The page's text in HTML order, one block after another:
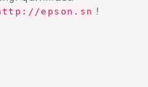
epson.sn !